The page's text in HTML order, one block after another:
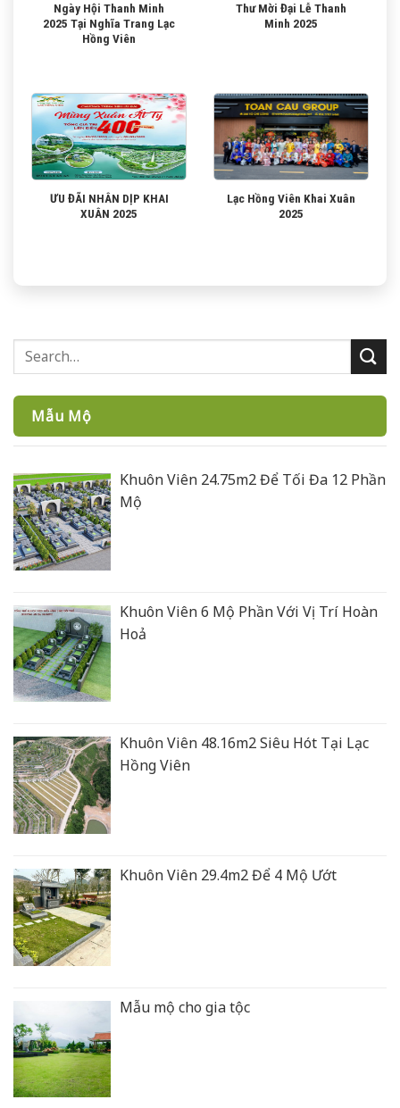
Ngày Hội Thanh Minh
2025 Tại Nghĩa Trang Lạc
Hồng Viên
Thư Mời Đại Lễ Thanh
Minh 2025
ƯU ĐÃI NHÂN DỊP KHAI
XUÂN 2025
Lạc Hồng Viên Khai Xuân
2025
Mẫu Mộ
Khuôn Viên 24.75m2 Để Tối Đa 12 Phần
Mộ
Khuôn Viên 6 Mộ Phần Với Vị Trí Hoàn
Hoả
Khuôn Viên 48.16m2 Siêu Hót Tại Lạc
Hồng Viên
Khuôn Viên 29.4m2 Để 4 Mộ Ướt
Mẫu mộ cho gia tộc